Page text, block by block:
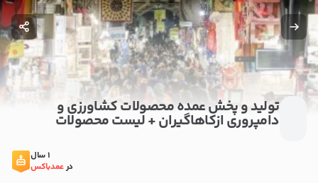
تولید و پخش عمده محصولات کشاورزی و
دامپروری ازکاهاگیران + لیست محصولات
1 سال
درعمدباکس